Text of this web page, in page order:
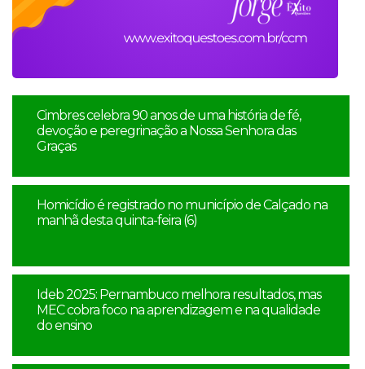
Cimbres celebra 90 anos de uma história de fé,
devoção e peregrinação a Nossa Senhora das
Graças
Homicídio é registrado no município de Calçado na
manhã desta quinta-feira (6)
Ideb 2025: Pernambuco melhora resultados, mas
MEC cobra foco na aprendizagem e na qualidade
do ensino